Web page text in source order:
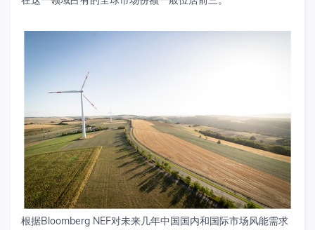
根据Bloomberg NEF对未来几年中国国内和国际市场风能需求